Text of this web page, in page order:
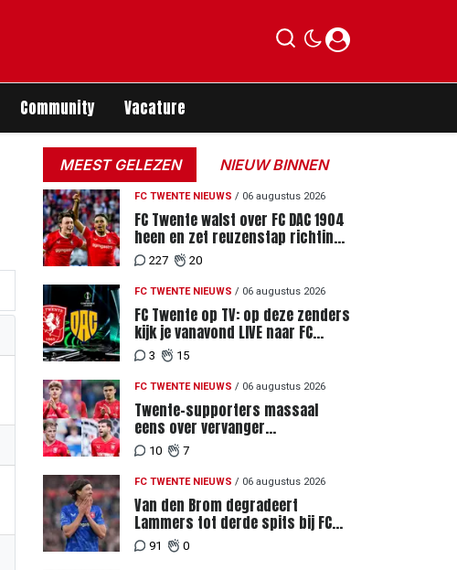
Community Vacature
MEEST GELEZEN NIEUW BINNEN
FC TWENTE NIEUWS / 06 augustus 2026
FC Twente walst over FC DAC 1904
heen en zet reuzenstap richting
de play-offs
227 20
FC TWENTE NIEUWS / 06 augustus 2026
FC Twente op TV: op deze zenders
kijk je vanavond LIVE naar FC
Twente - FC DAC 04
3 15
FC TWENTE NIEUWS / 06 augustus 2026
Twente-supporters massaal
eens over vervanger
geblesseerde Lemkin tegen FC
DAC 04
10 7
FC TWENTE NIEUWS / 06 augustus 2026
Van den Brom degradeert
Lammers tot derde spits bij FC
Twente
91 0